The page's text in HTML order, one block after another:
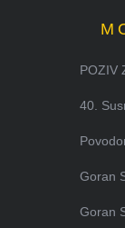
POZIV
40.
Goran
Goran